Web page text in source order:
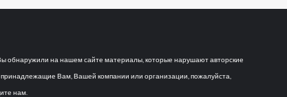
обнаружили на нашем сайте материалы, которые нарушают авторские
принадлежащие Вам, Вашей компании или организации, пожалуйста,
нам.